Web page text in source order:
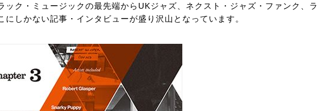
ック・ミュージックの最先端からUKジャズ、ネクスト・ジャズ・ファンク、
にしかない記事・インタビューが盛り沢山となっています。